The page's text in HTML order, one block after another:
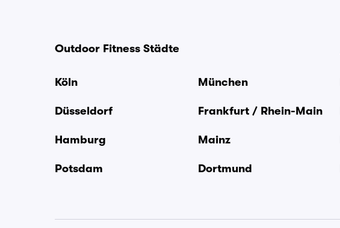
Outdoor Fitness Städte
Köln München
Düsseldorf Frankfurt / Rhein-Main
Hamburg Mainz
Potsdam Dortmund